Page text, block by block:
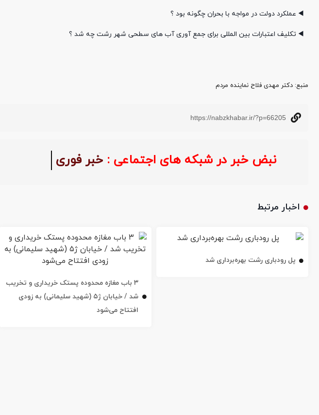
◀️ عملکرد دولت در مواجه با بحران چگونه بود ؟
◀️ تکلیف اعتبارات بین المللی برای جمع آوری آب های سطحی شهر رشت چه شد ؟
منبع‌: دکتر مهدی فلاح نماینده مردم
https://nabzkhabar.ir/?p=66205
نبض خبر در شبکه های اجتماعی : خبر فوری
اخبار مرتبط
پل رودباری رشت بهره‌برداری شد
۳ باب مغازه محدوده پستک خریداری و تخریب
شد / خیابان ژ۵ (شهید سلیمانی) به زودی
افتتاح می‌شود